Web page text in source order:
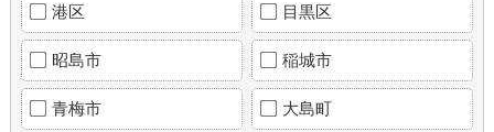
港区 目黒区
昭島市 稲城市
青梅市 大島町